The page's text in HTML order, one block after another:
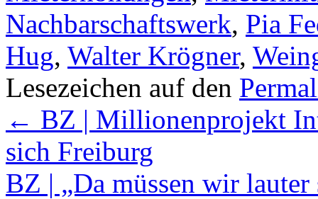
Nachbarschaftswerk, Pia
Hug, Walter Krögner,
Lesezeichen auf den
← BZ | Millionenprojekt
sich Freiburg
BZ | „Da müssen wir